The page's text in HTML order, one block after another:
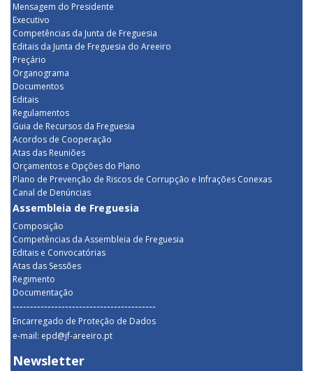
Mensagem do Presidente
Executivo
Competências da Junta de Freguesia
Editais da Junta de Freguesia do Areeiro
Preçário
Organograma
Documentos
Editais
Regulamentos
Guia de Recursos da Freguesia
Acordos de Cooperação
Atas das Reuniões
Orçamentos e Opções do Plano
Plano de Prevenção de Riscos de Corrupção e Infrações Conexas
Canal de Denúncias
Assembleia de Freguesia
Composição
Competências da Assembleia de Freguesia
Editais e Convocatórias
Atas das Sessões
Regimento
Documentação
-----------------------------------------
Encarregado de Proteção de Dados
e-mail: epd@jf-areeiro.pt
Newsletter